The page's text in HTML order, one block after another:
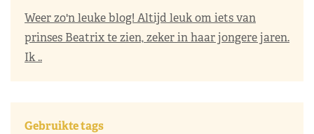
Weer zo'n leuke blog! Altijd leuk om iets van
prinses Beatrix te zien, zeker in haar jongere jaren.
Ik ..
Gebruikte tags